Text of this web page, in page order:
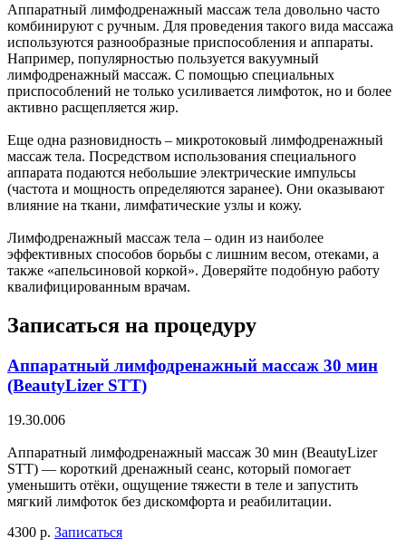
Аппаратный лимфодренажный массаж тела довольно часто
комбинируют с ручным. Для проведения такого вида массажа
используются разнообразные приспособления и аппараты.
Например, популярностью пользуется вакуумный
лимфодренажный массаж. С помощью специальных
приспособлений не только усиливается лимфоток, но и более
активно расщепляется жир.
Еще одна разновидность – микротоковый лимфодренажный
массаж тела. Посредством использования специального
аппарата подаются небольшие электрические импульсы
(частота и мощность определяются заранее). Они оказывают
влияние на ткани, лимфатические узлы и кожу.
Лимфодренажный массаж тела – один из наиболее
эффективных способов борьбы с лишним весом, отеками, а
также «апельсиновой коркой». Доверяйте подобную работу
квалифицированным врачам.
Записаться на процедуру
Аппаратный лимфодренажный массаж 30 мин
(BeautyLizer STT)
19.30.006
Аппаратный лимфодренажный массаж 30 мин (BeautyLizer
STT) — короткий дренажный сеанс, который помогает
уменьшить отёки, ощущение тяжести в теле и запустить
мягкий лимфоток без дискомфорта и реабилитации.
4300 р. Записаться